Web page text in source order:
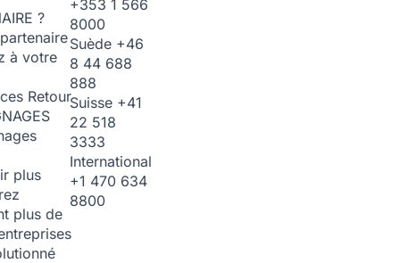
?
à votre
Retour
plus
plus de
+353 1 566
8000
Suède +46
8 44 688
888
Suisse +41
22 518
3333
International
+1 470 634
8800